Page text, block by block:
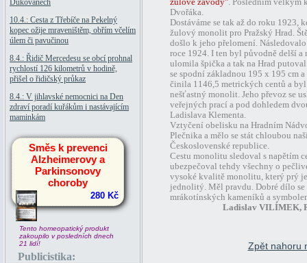
Dukovanech
10.4.: Cesta z Třebíče na Pekelný
kopec ožije mraveništěm, obřím včelím
úlem či pavučinou
8.4.: Řidič Mercedesu se obcí prohnal
rychlostí 126 kilometrů v hodině,
přišel o řidičský průkaz
8.4.: V jihlavské nemocnici na Den
zdraví poradí kuřákům i nastávajícím
maminkám
Směs k prevenci
Alzheimerovy a
Parkinsonovy
choroby
Tento homeopatický produkt
zakoupilo v posledních dnech
21 lidí!
280 Kč
Publicistika:
žulové závody". Posledním velkým
Dvořáka.
Dostáváme se tak až do roku
žulový monolit pro Pražský Hrad.
došlo k jeho přelomení.
roce 1924. I ten byl původně delší a
ulomila špička a tak na Hrad
se spodní základnou 195 x 195 cm
činila 1146,5 metrických centů a
nešťastný monolit. Jeho převoz se
veřejných prací a pod dohledem
Ladislava Klementa.
Vztyčení obelisku na Hradním
Plečnika a mělo se stát chloubou
Československé republice.
Cestu monolitu sledoval s napětím
ubezpečoval tehdy všechny o
vysoké kvalitě monolitu, který prý
jednolitý. Měl pravdu. Dobré dílo
mrákotínských kameníků a
Ladislav VILÍMEK,
Zpět nahoru